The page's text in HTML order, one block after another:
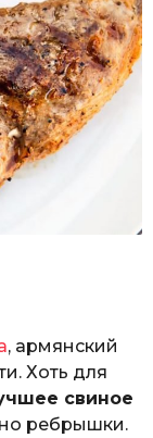
, армянский
Хоть для
свиное
ребрышки.